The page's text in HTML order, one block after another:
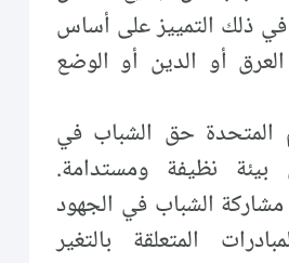
في ذلك التمييز على أساس
أو الدين أو الوضع
المتحدة حق الشباب في
نظيفة ومستدامة.
الشباب في الجهود
المتعلقة بالتغير